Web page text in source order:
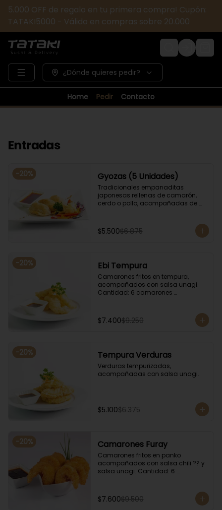
5.000 OFF de regalo en tu primera compra! Cupón:
TATAKI5000 - Válido en compras sobre 20.000
Login
¿Dónde quieres pedir?
Home Pedir Contacto
Entradas
-20% Gyozas (5 Unidades)
Tradicionales empanaditas
japonesas rellenas de camarón,
cerdo o pollo, acompañadas de
$5.500$6.875
-20% Ebi Tempura
Camarones fritos en tempura,
acompañados con salsa unagi.
Cantidad: 6 camarones
$7.400$9.250
-20% Tempura Verduras
Verduras tempurizadas,
acompañadas con salsa unagi.
$5.100$6.375
-20% Camarones Furay
Camarones fritos en panko
acompañados con salsa chili ?? y
salsa unagi. Cantidad: 6
$7.600$9.500